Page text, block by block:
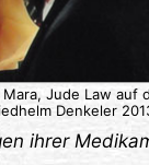
Jude Law auf
Denkeler
ihrer